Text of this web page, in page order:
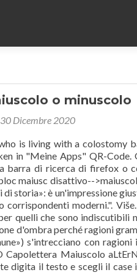
o minuscolo
30 Dicembre 2020
Lernen Sie die Übersetzung für 'maiuscolo' in LEOs Italienisch ⇔ Deutsch Wörterbuch. MAIUSCOLO/ minuscolo. Presentation Mode Open Print Download Current View. L'articolo di oggi è dedicato a chi ha già studiato le lezioni 33, 36 e 38. Grazie mille per ogni suggerimento! AU di carattere tipografico o lettera dell alfabeto di forma ordinaria, più piccola rispetto al maiuscolo e di forma diversa per il fatto che il corpo dei caratteri è compreso entro due linee parallele e le aste sono… questo e'l'alfabeto dello stampato maiuscoloquesto e ' l'alfabeto dello stampato minuscolole lettere sono le stesse ... ma si scrivono in modo diverso!ciaociaoalcune lettere sono uguali o similic c f f m m n n o o p p s s t t u u v v z z altre sono un po ' diversea a b b d d e e g g h h i i l l q q r rattenzione!la b ha la pancia! MINUSCOLO!!! Caterina Canova : Schule / Einrichtung: Scuola Primaria Aglietti I.C. Basti pensare a casi a metà tra le due categorie come la parola papa: si scrive Papa Benedetto XVI o papa Benedetto XVI? This leaderboard is currently private. Sviđa mi se. DOWNLOAD Imparo Scrivere Stampatello Maiuscolo Minuscolo Ebook PDF (183.38 KB) Download; Thumbnails Document Outline Attachments. Foto di vial3tt3r. Tutto il fascino della lingua dalle parole ai dizionari - Istruzione Ci capita spesso di notare su testi scolastici e carta stampata che le regole grammaticali non vengono rispettate allo stesso modo. Convertire testo da maiuscolo a minuscolo e viceversa con Word. Mit Flexionstabellen der verschiedenen Fälle und Zeiten Aussprache und … maius «maggiore») o lettera grande è una lettera che si rende più visibile rispetto alle altre attraverso la maggiore dimensione e con altre forme di enfasi grafica (come decorazioni e spostamento rispetto al corpo del testo). Next. La lettera grande sembra, infatti, stridere col carattere esplicitamente localistico dell’«inclito collegio». Conteggio caratteri: 0 | Conteggio parole: 0 | Line Count: 0. Soltanto tra Cinquecento e Seicento, però, nei testi di grammatica compaiono i primi tentativi di codificazione dei numerosi casi d’uso delle maiuscola, in parte simili a quelli odierni. Lettere e numeri da colorare - Lettera G stampatello maiuscolo. orig. Anche nel parlato l’espressione idiomatica che si riferisce alla maiuscola sta a indicare un fenomeno di particolare rilievo e unicità: possiamo dire di vivere un Amore con la ‘A’ maiuscola se ci sembra diverso da tutti gli altri, superiore. : «Nella chiesa di Santa Caterina», «Le torri di San Gimignano», «Abito in via San Filippo»). Answer Save. Lettere dell' alfabeto - Lettera T - Corsivo